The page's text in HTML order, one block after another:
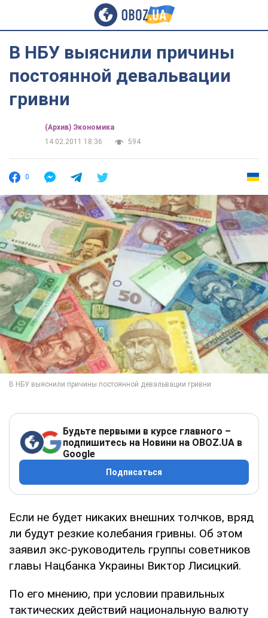
В НБУ выяснили причины
постоянной девальвации
гривни
(Архив) Экономика
14.02.2011 18:36
594
0
Будьте первыми в курсе главного –
подпишитесь на Новини на OBOZ.UA в
Google
Подписаться
Если не будет никаких внешних толчков, вряд
ли будут резкие колебания гривны. Об этом
заявил экс-руководитель группы советников
главы Нацбанка Украины Виктор Лисицкий.
По его мнению, при условии правильных
тактических действий национальную валюту